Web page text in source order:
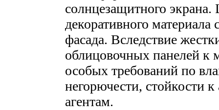
солнцезащитного
декоративного
фасада. Вследствие
облицовочных панелей к
особых требований по
негорючести, стойкости
агентам.